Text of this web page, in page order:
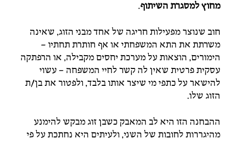
מחוץ למסגרת השיתוף.
חוב שנוצר מפעילות חריגה של אחד מבני הזוג, שאינה
משרתת את התא המשפחתי או אף חותרת תחתיו –
הימורים, הוצאות על מערכת יחסים מקבילה, או הרפתקה
עסקית פרטית שאין לה קשר לחיי המשפחה – עשוי
להישאר על כתפי מי שיצר אותו בלבד, ולפטור את בן/ת
הזוג שלו.
ההבחנה הזו היא לב המאבק כשבן זוג מבקש להימנע
מהיגררות לחובות של השני, ולעיתים היא נחתכת על פי